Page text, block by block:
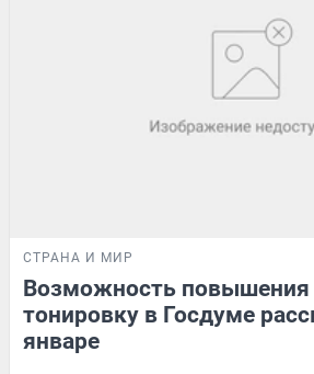
СТРАНА И МИР
Возможность повышения
тонировку в Госдуме
январе